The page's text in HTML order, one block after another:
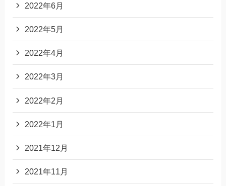
2022年6月
2022年5月
2022年4月
2022年3月
2022年2月
2022年1月
2021年12月
2021年11月